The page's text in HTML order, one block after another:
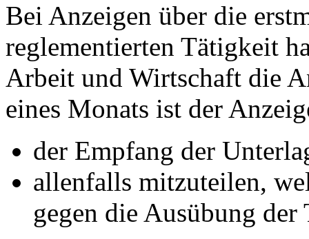
Bei Anzeigen über die
reglementierten Tätigkeit
Arbeit und Wirtschaft die
eines Monats ist der
der Empfang der
allenfalls mitzuteilen,
gegen die Ausübung